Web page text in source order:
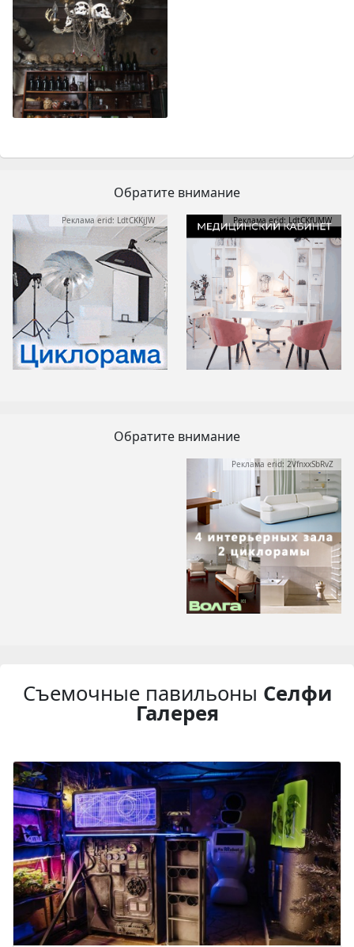
Обратите внимание
Реклама erid: LdtCKKjJW Реклама erid: LdtCKfUMW
Обратите внимание
Реклама erid: 2VfnxxSbRvZ
Съемочные павильоны Селфи
Галерея